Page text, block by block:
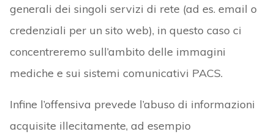
generali dei singoli servizi di rete (ad es. email o
credenziali per un sito web), in questo caso ci
concentreremo sull’ambito delle immagini
mediche e sui sistemi comunicativi PACS.
Infine l’offensiva prevede l’abuso di informazioni
acquisite illecitamente, ad esempio